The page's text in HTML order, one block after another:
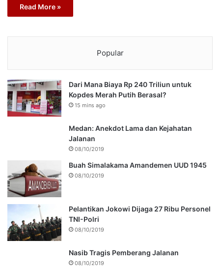
Read More »
Popular
Dari Mana Biaya Rp 240 Triliun untuk
Kopdes Merah Putih Berasal?
15 mins ago
Medan: Anekdot Lama dan Kejahatan
Jalanan
08/10/2019
Buah Simalakama Amandemen UUD 1945
08/10/2019
Pelantikan Jokowi Dijaga 27 Ribu Personel
TNI-Polri
08/10/2019
Nasib Tragis Pemberang Jalanan
08/10/2019